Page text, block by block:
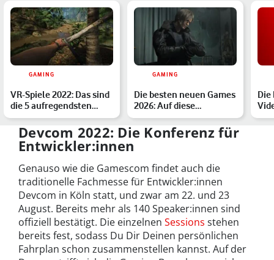
GAMING
VR-Spiele 2022: Das sind
die 5 aufregendsten
Neuerscheinungen
GAMING
Die besten neuen Games
2026: Auf diese
Highlights sind wir
besond…
Die
Devcom 2022: Die Konferenz für
Entwickler:innen
Genauso wie die Gamescom findet auch die
traditionelle Fachmesse für Entwickler:innen
Devcom in Köln statt, und zwar am 22. und 23
August. Bereits mehr als 140 Speaker:innen sind
offiziell bestätigt. Die einzelnen Sessions stehen
bereits fest, sodass Du Dir Deinen persönlichen
Fahrplan schon zusammenstellen kannst. Auf der